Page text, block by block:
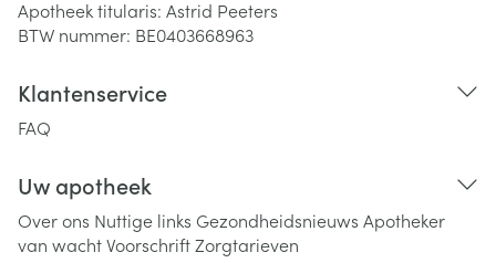
Apotheek titularis: Astrid Peeters
BTW nummer: BE0403668963
Klantenservice
FAQ
Uw apotheek
Over ons Nuttige links Gezondheidsnieuws Apotheker
van wachtVoorschriftZorgtarieven